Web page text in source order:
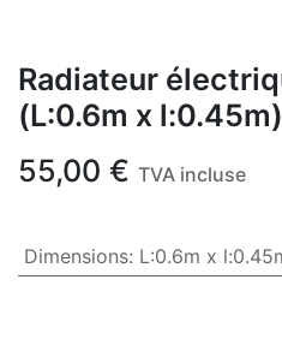
Radiateur
(L:0.6m x l:0.45m)
55,00 € TVA incluse
Dimensions: L:0.6m x